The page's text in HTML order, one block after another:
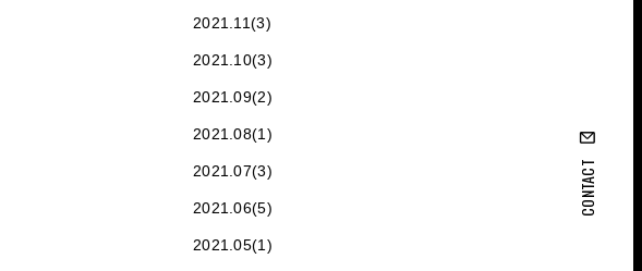
CONTACT
2021.11(3)
2021.10(3)
2021.09(2)
2021.08(1)
2021.07(3)
2021.06(5)
2021.05(1)